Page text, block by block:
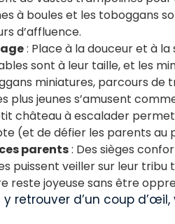
à boules et les toboggans
d’affluence.
: Place à la douceur et à
sont à leur taille, et les
miniatures, parcours de
plus jeunes s’amusent
château à escalader
(et de défier les parents au
parents: Des sièges
puissent veiller sur leur tribu
reste joyeuse sans être
y retrouver d’un coup